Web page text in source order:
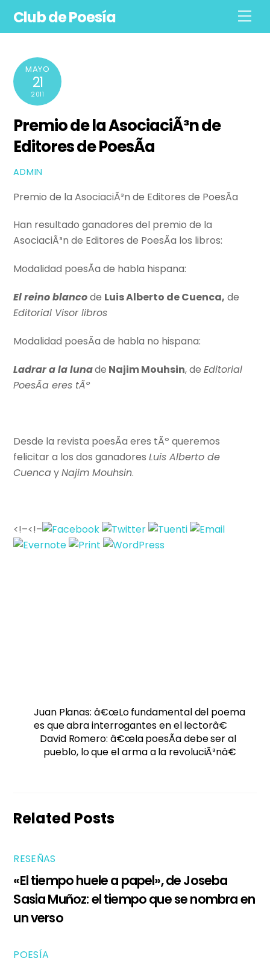
Club de Poesía
MAYO
21
2011
Premio de la AsociaciÃ³n de
Editores de PoesÃ­a
ADMIN
Premio de la AsociaciÃ³n de Editores de PoesÃ­a
Han resultado ganadores del premio de la
AsociaciÃ³n de Editores de PoesÃ­a los libros:
Modalidad poesÃ­a de habla hispana:
El reino blancode Luis Alberto de Cuenca, de
Editorial Visor libros
Modalidad poesÃ­a de habla no hispana:
Ladrar a la lunade Najim Mouhsin, deEditorial
PoesÃ­a eres tÃº
Desde la revista poesÃ­a eres tÃº queremos
felicitar a los dos ganadoresLuis Alberto de
CuencayNajim Mouhsin.
<!–<!–
Juan Planas: â€œLo fundamental del poema
es que abra interrogantes en el lectorâ€
David Romero: â€œla poesÃ­a debe ser al
pueblo, lo que el arma a la revoluciÃ³nâ€
Related Posts
RESEÑAS
«El tiempo huele a papel», de Joseba
Sasia Muñoz: el tiempo que se nombra en
un verso
POESÍA